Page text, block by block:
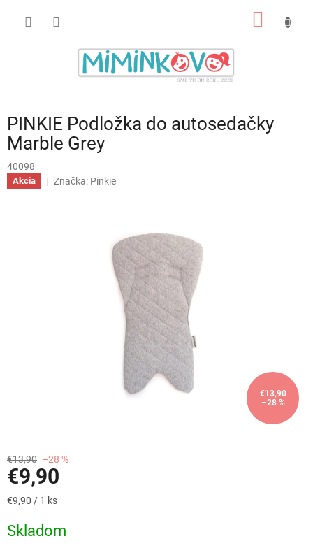
PINKIE Podložka do autosedačky
Marble Grey
40098
Akcia Značka: Pinkie
€13,90
–28 %
€13,90 –28 %
€9,90
Jednotková
€9,90 / 1 ks
Skladom